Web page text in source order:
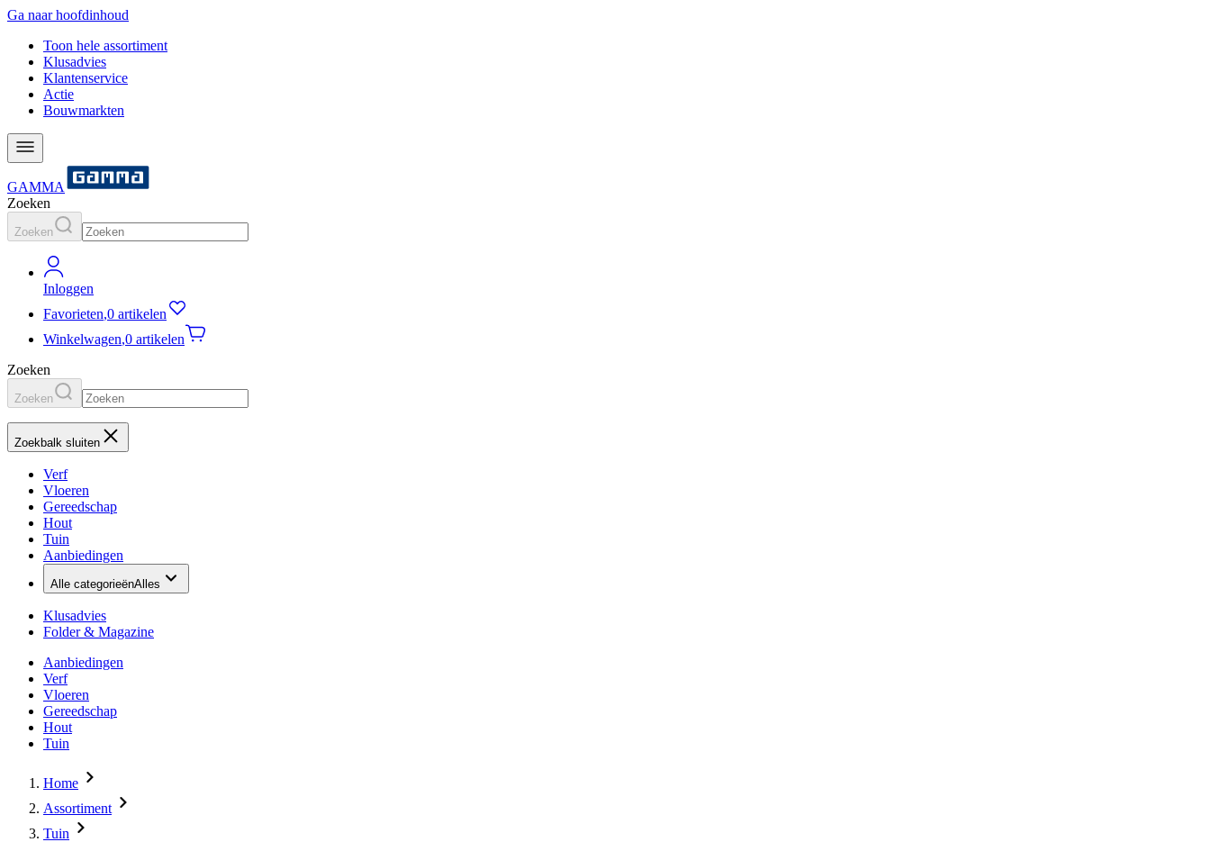
Ga naar hoofdinhoud
Toon hele assortiment
Klusadvies
Klantenservice
Actie
Bouwmarkten
GAMMA
Zoeken
Zoeken
Inloggen
Favorieten,0 artikelen
Winkelwagen,0 artikelen
Zoeken
Zoeken
Zoekbalk sluiten
Verf
Vloeren
Gereedschap
Hout
Tuin
Aanbiedingen
Alle categorieënAlles
Klusadvies
Folder & Magazine
Aanbiedingen
Verf
Vloeren
Gereedschap
Hout
Tuin
Home
Assortiment
Tuin